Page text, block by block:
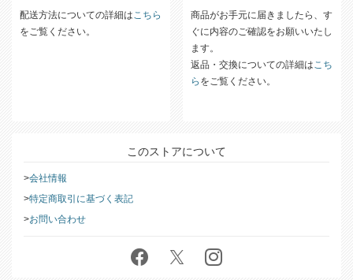
配送方法についての詳細は こちら
をご覧ください。
商品がお手元に届きましたら、す
ぐに内容のご確認をお願いいたし
ます。
返品・交換についての詳細は こち
ら をご覧ください。
このストアについて
会社情報
特定商取引に基づく表記
お問い合わせ